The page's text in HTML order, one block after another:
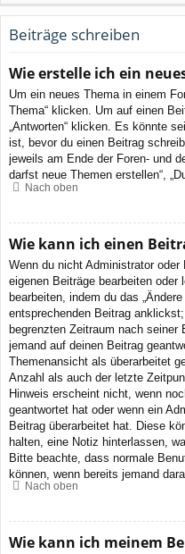
Beiträge schreiben
Wie erstelle ich ein
Um ein neues Thema in einem
Thema“ klicken. Um auf einen
„Antworten“ klicken. Es könnte
ist, bevor du einen Beitrag
jeweils am Ende der Foren- und
darfst neue Themen erstellen“,
Nach oben
Wie kann ich einen
Wenn du nicht Administrator
eigenen Beiträge bearbeiten
bearbeiten, indem du das
entsprechenden Beitrag
begrenzten Zeitraum nach
jemand auf deinen Beitrag
Themenansicht als überarbeitet
Anzahl als auch der letzte
Hinweis erscheint nicht, wenn
geantwortet hat oder wenn ein
Beitrag überarbeitet hat. Diese
halten, eine Notiz hinterlassen,
Bitte beachte, dass normale
können, wenn bereits jemand
Nach oben
Wie kann ich meinem